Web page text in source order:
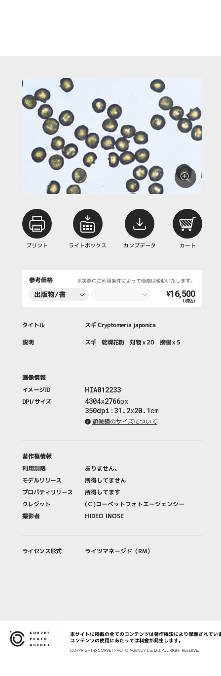
プリント ライトボックス カンプデータ カート
参考価格 ※実際のご利用条件によって価格は変動いたします。
出版物/書
¥16,500
（税込）
タイトル スギ Cryptomeria japonica
説明 スギ 乾燥花粉 対物ｘ20 接眼ｘ5
画像情報
イメージID
HIA012233
DPI/サイズ 4304x2766px
350dpi : 31.2x20.1cm
顕微鏡のサイズについて
著作権情報
利用制限
ありません。
モデルリリース
所得してません
プロパティリリース
所得してます
クレジット
(Ｃ)コーベットフォトエージェンシー
撮影者
HIDEO INOSE
ライセンス形式 ライツマネージド（RM）
Corvet Photo Agency
本サイトに掲載の全てのコンテンツは著作権法により保護されてい
コンテンツの使用にあたっては料金が発生します。